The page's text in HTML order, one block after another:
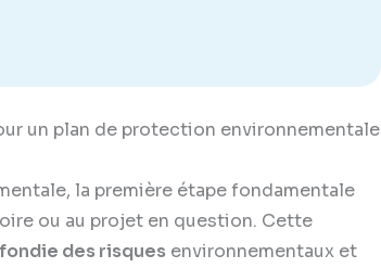
un plan de protection environnementale
la première étape fondamentale
ou au projet en question. Cette
des risques environnementaux et